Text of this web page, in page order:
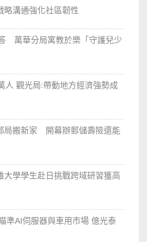
溝通強化社區韌性
萬華分局寓教於樂「守護兒少
人 觀光局:帶動地方經濟強勢成
局搬新家 開幕辦郵儲壽險還能
大學學生赴日挑戰跨域研習獲高
準AI伺服器與車用市場 億光泰